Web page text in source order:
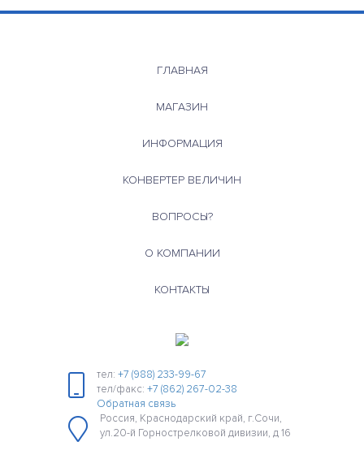
ГЛАВНАЯ
МАГАЗИН
ИНФОРМАЦИЯ
КОНВЕРТЕР ВЕЛИЧИН
ВОПРОСЫ?
О КОМПАНИИ
КОНТАКТЫ
тел: +7 (988) 233-99-67
тел/факс: +7 (862) 267-02-38
Обратная связь
Россия, Краснодарский край, г.Сочи,
ул.20-й Горнострелковой дивизии, д 16